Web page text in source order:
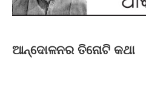
ଆନ୍ଦୋଳନର ତିନୋଟି କଥା